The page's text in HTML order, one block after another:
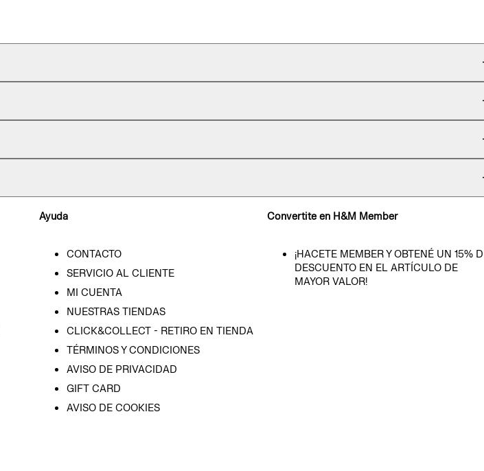
Ayuda
CONTACTO
SERVICIO AL CLIENTE
MI CUENTA
NUESTRAS TIENDAS
CLICK&COLLECT - RETIRO EN TIENDA
TÉRMINOS Y CONDICIONES
AVISO DE PRIVACIDAD
GIFT CARD
AVISO DE COOKIES
Convertite en H&M Member
¡HACETE MEMBER Y OBTENÉ UN 15%
DESCUENTO EN EL ARTÍCULO DE
MAYOR VALOR!